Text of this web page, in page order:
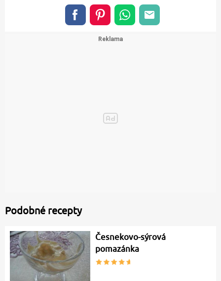
Podobné recepty
Česnekovo-sýrová
pomazánka